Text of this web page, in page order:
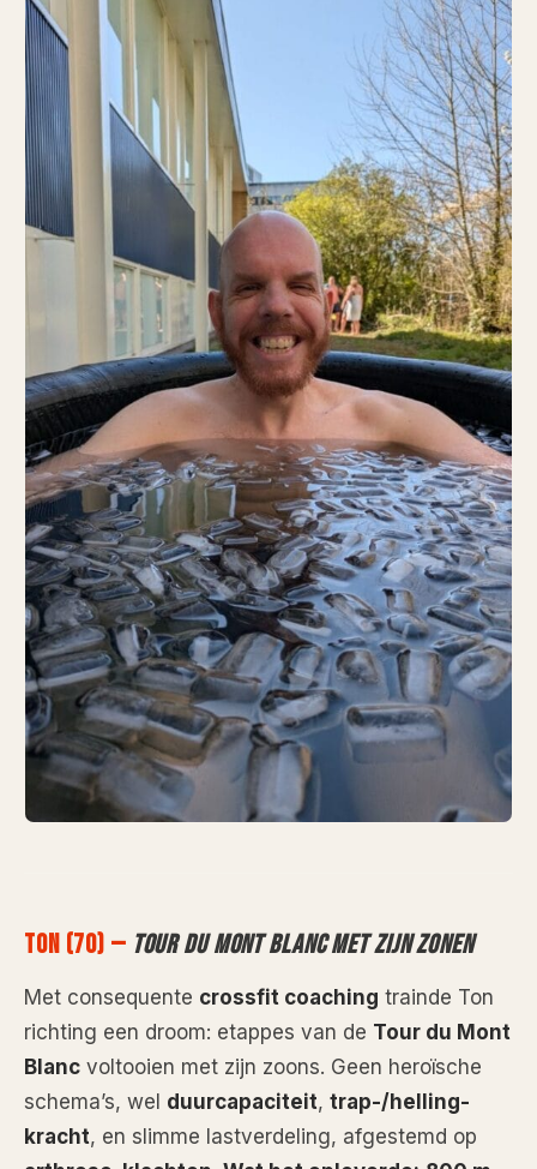
TON (70) — TOUR DU MONT BLANC MET ZIJN ZONEN
Met consequente crossfit coaching trainde Ton
richting een droom: etappes van de Tour du Mont
Blanc voltooien met zijn zoons. Geen heroïsche
schema’s, wel duurcapaciteit, trap-/helling-
kracht, en slimme lastverdeling, afgestemd op